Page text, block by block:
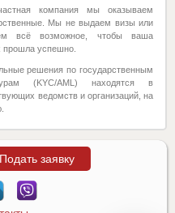
компания мы оказываем
Мы не выдаем визы или
всё возможное, чтобы ваша
прошла успешно.
решения по государственным
(KYC/AML) находятся в
ведомств и организаций, на
заявку